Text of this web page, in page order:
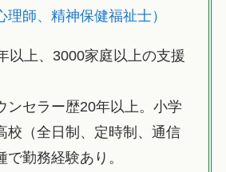
師、精神保健福祉士）
以上、3000家庭以上の支援
ンセラー歴20年以上。小学
校（全日制、定時制、通信
勤務経験あり。